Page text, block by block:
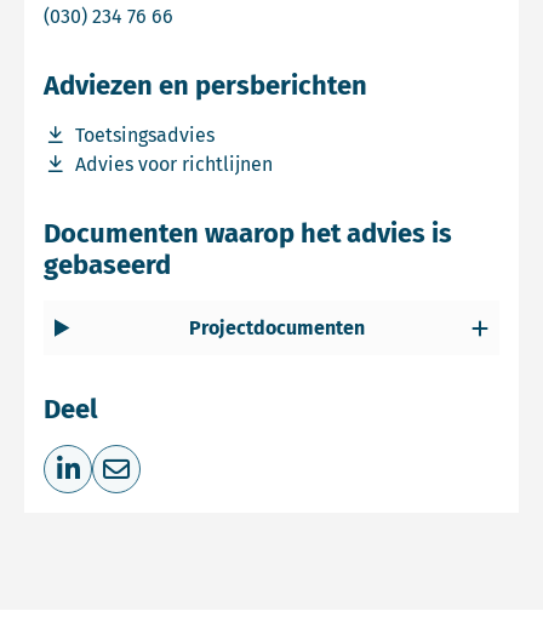
(030) 234 76 66
Adviezen en persberichten
Toetsingsadvies
Download bestand Toetsingsadvies
Advies voor richtlijnen
Download bestand Advies voor richtlijnen
Documenten waarop het advies is
gebaseerd
Projectdocumenten
Deel
Deel op LinkedIn
Deel via e-mail